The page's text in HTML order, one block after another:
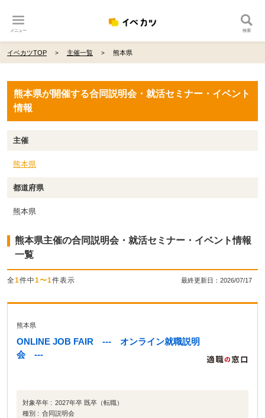
メニュー 検索
イベカツTOP 主催一覧 熊本県
熊本県が開催する合同説明会・就活セミナー・イベント
情報
主催
熊本県
都道府県
熊本県
熊本県主催の合同説明会・就活セミナー・イベント情報
一覧
全1件中1〜1件表示 最終更新日：2026/07/17
熊本県
ONLINE JOB FAIR --- オンライン就職説明
会 ---
対象卒年 : 2027年卒 既卒（転職）
種別 : 合同説明会